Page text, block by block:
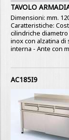
TAVOLO
Dimensioni: mm.
Caratteristiche:
cilindriche
inox con alzatina
interna - Ante con
AC185I9